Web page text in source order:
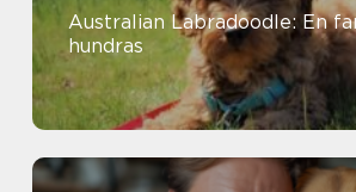
Australian Labradoodle: En
hundras